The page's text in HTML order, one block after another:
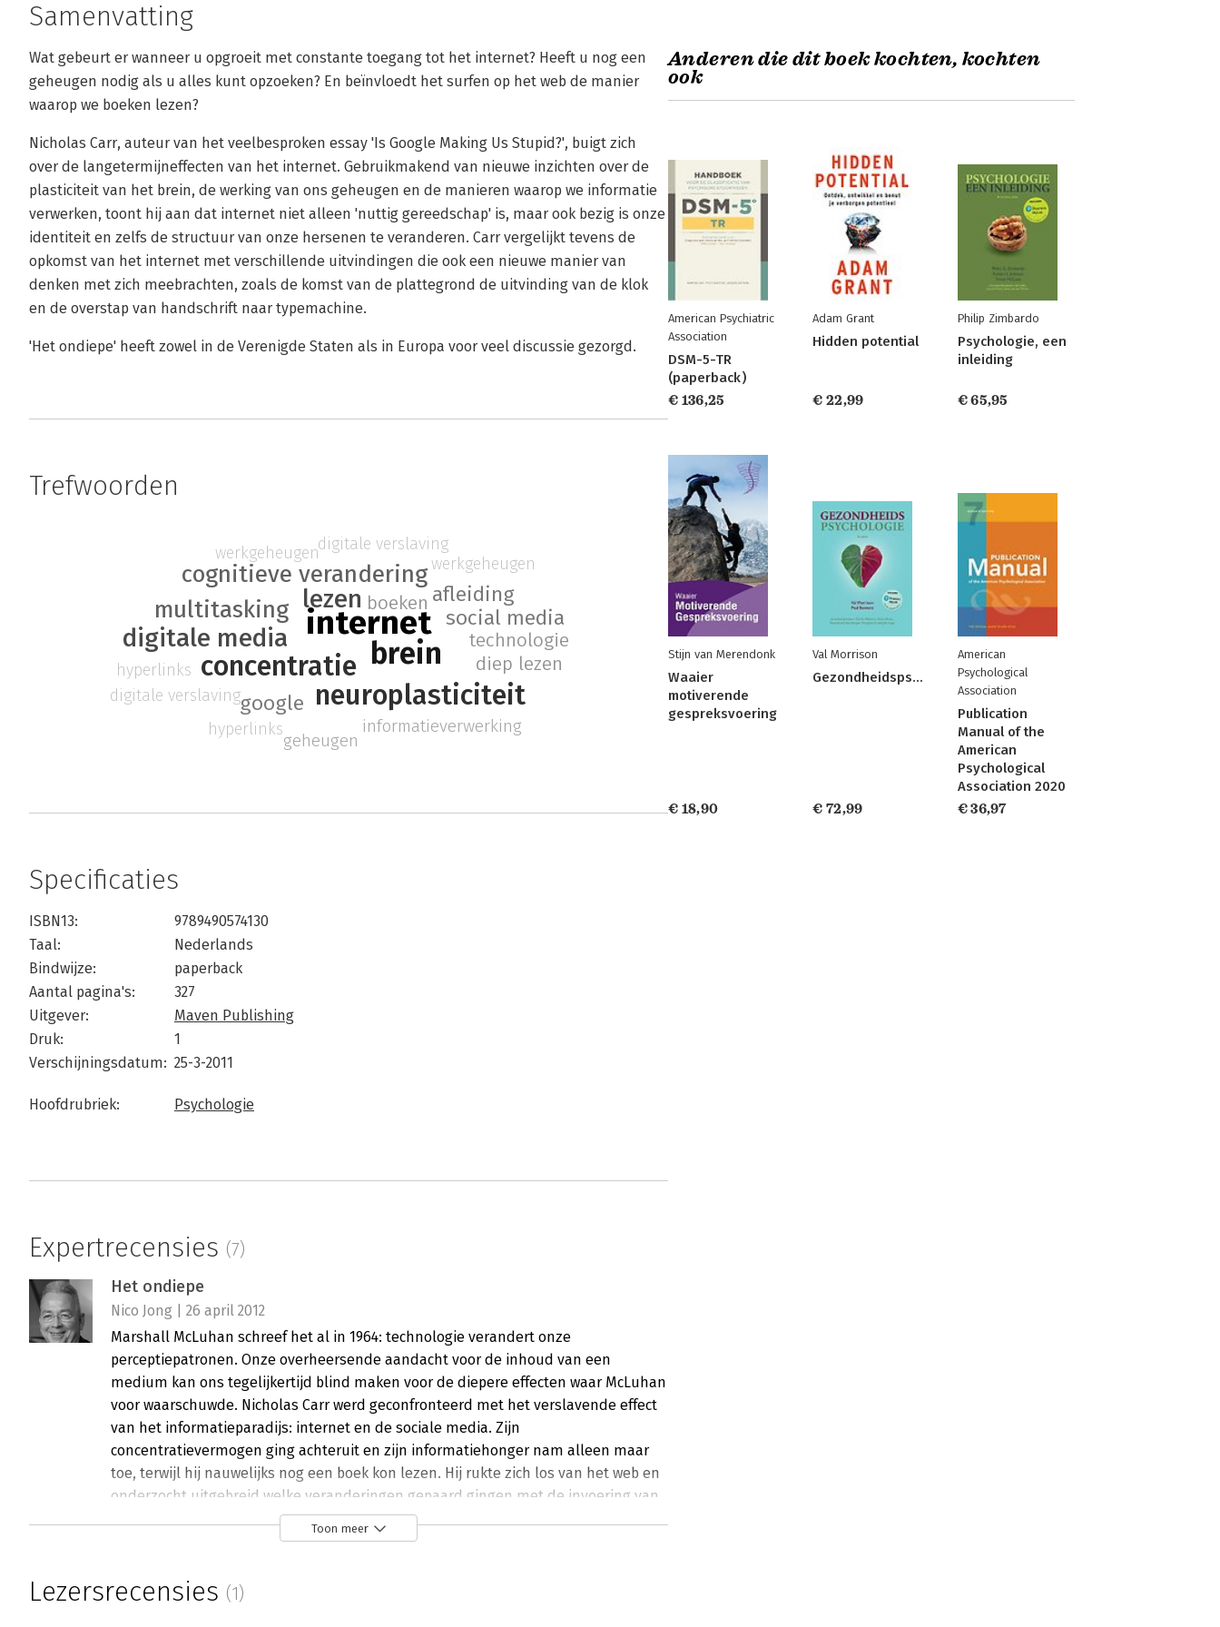
Samenvatting
Wat gebeurt er wanneer u opgroeit met constante toegang tot het internet? Heeft u nog een
geheugen nodig als u alles kunt opzoeken? En beïnvloedt het surfen op het web de manier
waarop we boeken lezen?
Nicholas Carr, auteur van het veelbesproken essay 'Is Google Making Us Stupid?', buigt zich
over de langetermijneffecten van het internet. Gebruikmakend van nieuwe inzichten over de
plasticiteit van het brein, de werking van ons geheugen en de manieren waarop we informatie
verwerken, toont hij aan dat internet niet alleen 'nuttig gereedschap' is, maar ook bezig is onze
identiteit en zelfs de structuur van onze hersenen te veranderen. Carr vergelijkt tevens de
opkomst van het internet met verschillende uitvindingen die ook een nieuwe manier van
denken met zich meebrachten, zoals de komst van de plattegrond de uitvinding van de klok
en de overstap van handschrift naar typemachine.
'Het ondiepe' heeft zowel in de Verenigde Staten als in Europa voor veel discussie gezorgd.
Trefwoorden
internet
brein
concentratie
neuroplasticiteit
digitale media
lezen
cognitieve verandering
multitasking
google
afleiding
social media
technologie
diep lezen
boeken
informatieverwerking
geheugen
hyperlinks
digitale verslaving
werkgeheugen
hyperlinks
digitale verslaving
werkgeheugen
Specificaties
ISBN13:
9789490574130
Taal:
Nederlands
Bindwijze:
paperback
Aantal pagina's:
327
Uitgever:
Maven Publishing
Druk:
1
Verschijningsdatum: 25-3-2011
Hoofdrubriek: Psychologie
Expertrecensies (7)
Het ondiepe
Nico Jong | 26 april 2012
Marshall McLuhan schreef het al in 1964: technologie verandert onze
perceptiepatronen. Onze overheersende aandacht voor de inhoud van een
medium kan ons tegelijkertijd blind maken voor de diepere effecten waar McLuhan
voor waarschuwde. Nicholas Carr werd geconfronteerd met het verslavende effect
van het informatieparadijs: internet en de sociale media. Zijn
concentratievermogen ging achteruit en zijn informatiehonger nam alleen maar
toe, terwijl hij nauwelijks nog een boek kon lezen. Hij rukte zich los van het web en
onderzocht uitgebreid welke veranderingen gepaard gingen met de invoering van
nieuwe technologieën en vooral wat internet doet met onze hersenen. Media
leveren voedsel voor onze gedachten, maar zij beïnvloeden ook ons denkproces en
Lees verder
Toon meer
Lezersrecensies (1)
Anderen die dit boek kochten, kochten
ook
American Psychiatric
Association
DSM-5-TR
(paperback)
€ 136,25
Adam Grant
Hidden potential
€ 22,99
Philip Zimbardo
Psychologie, een
inleiding
€ 65,95
Stijn van Merendonk
Waaier
motiverende
gespreksvoering
€ 18,90
Val Morrison
Gezondheidspsychologie
€ 72,99
American
Psychological
Association
Publication
Manual of the
American
Psychological
Association 2020
€ 36,97